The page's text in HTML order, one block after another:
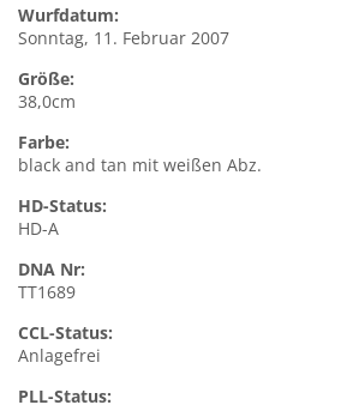
Wurfdatum:
Sonntag, 11. Februar 2007
Größe:
38,0cm
Farbe:
black and tan mit weißen Abz.
HD-Status:
HD-A
DNA Nr:
TT1689
CCL-Status:
Anlagefrei
PLL-Status: